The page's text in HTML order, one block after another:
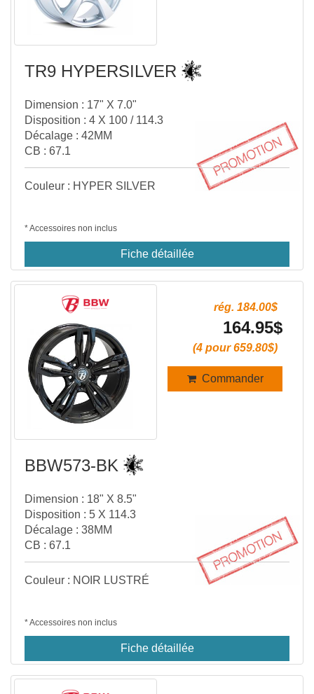
TR9 HYPERSILVER
Dimension : 17" X 7.0"
Disposition : 4 X 100 / 114.3
Décalage : 42MM
CB : 67.1
Couleur : HYPER SILVER
* Accessoires non inclus
Fiche détaillée
rég. 184.00$
164.95$
(4 pour 659.80$)
Commander
BBW573-BK
Dimension : 18" X 8.5"
Disposition : 5 X 114.3
Décalage : 38MM
CB : 67.1
Couleur : NOIR LUSTRÉ
* Accessoires non inclus
Fiche détaillée